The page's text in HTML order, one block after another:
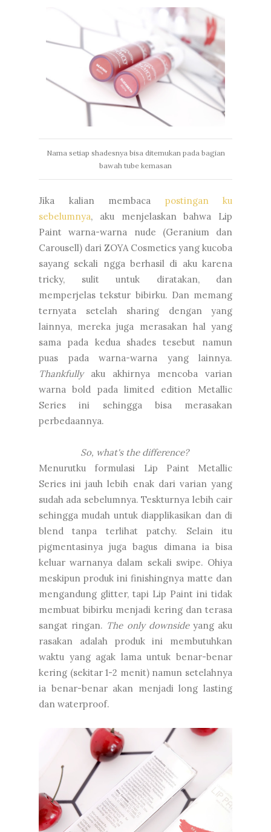
Nama setiap shadesnya bisa ditemukan pada bagian
bawah tube kemasan
Jika kalian membaca postingan ku
sebelumnya, aku menjelaskan bahwa Lip
Paint warna-warna nude (Geranium dan
Carousell) dari ZOYA Cosmetics yang kucoba
sayang sekali ngga berhasil di aku karena
tricky, sulit untuk diratakan, dan
memperjelas tekstur bibirku. Dan memang
ternyata setelah sharing dengan yang
lainnya, mereka juga merasakan hal yang
sama pada kedua shades tesebut namun
puas pada warna-warna yang lainnya.
Thankfullyaku akhirnya mencoba varian
warna bold pada limited edition Metallic
Series ini sehingga bisa merasakan
perbedaannya.
So, what's the difference?
Menurutku formulasi Lip Paint Metallic
Series ini jauh lebih enak dari varian yang
sudah ada sebelumnya. Teskturnya lebih cair
sehingga mudah untuk diapplikasikan dan di
blend tanpa terlihat patchy. Selain itu
pigmentasinya juga bagus dimana ia bisa
keluar warnanya dalam sekali swipe. Ohiya
meskipun produk ini finishingnya matte dan
mengandung glitter, tapi Lip Paint ini tidak
membuat bibirku menjadi kering dan terasa
sangat ringan. The only downsideyang aku
rasakan adalah produk ini membutuhkan
waktu yang agak lama untuk benar-benar
kering (sekitar 1-2 menit) namun setelahnya
ia benar-benar akan menjadi long lasting
dan waterproof.